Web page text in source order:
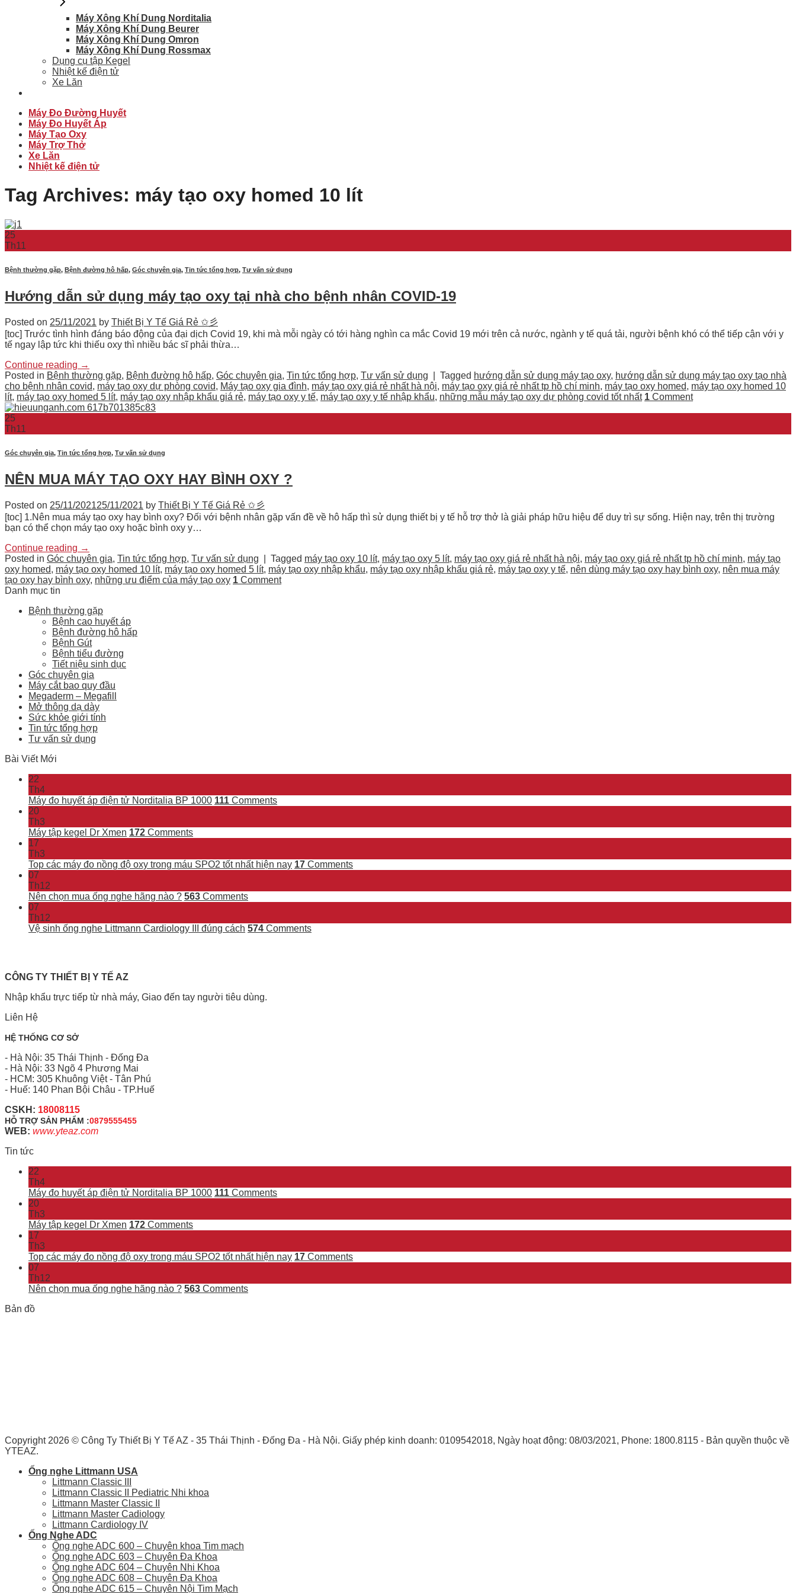
Máy Xông Khí Dung Norditalia
Máy Xông Khí Dung Beurer
Máy Xông Khí Dung Omron
Máy Xông Khí Dung Rossmax
Dụng cụ tập Kegel
Nhiệt kế điện tử
Xe Lăn
Máy Đo Đường Huyết
Máy Đo Huyết Áp
Máy Tạo Oxy
Máy Trợ Thở
Xe Lăn
Nhiệt kế điện tử
Tag Archives: máy tạo oxy homed 10 lít
25
Th11
Bệnh thường gặp, Bệnh đường hô hấp, Góc chuyên gia, Tin tức tổng hợp, Tư vấn sử dụng
Hướng dẫn sử dụng máy tạo oxy tại nhà cho bệnh nhân COVID-19
Posted on 25/11/2021 by Thiết Bị Y Tế Giá Rẻ ✩彡
[toc] Trước tình hình đáng báo động của đại dịch Covid 19, khi mà mỗi ngày có tới hàng nghìn ca mắc Covid 19 mới trên cả nước, ngành y tế quá tải, người bệnh khó có thể tiếp cận với y
tế ngay lập tức khi thiếu oxy thì nhiều bác sĩ phải thừa…
Continue reading →
Posted in Bệnh thường gặp, Bệnh đường hô hấp, Góc chuyên gia, Tin tức tổng hợp, Tư vấn sử dụng Tagged hướng dẫn sử dụng máy tạo oxy, hướng dẫn sử dụng máy tạo oxy tạo nhà
cho bệnh nhân covid, máy tạo oxy dự phòng covid, Máy tạo oxy gia đình, máy tạo oxy giá rẻ nhất hà nội, máy tạo oxy giá rẻ nhất tp hồ chí minh, máy tạo oxy homed, máy tạo oxy homed 10
lít, máy tạo oxy homed 5 lít, máy tạo oxy nhập khẩu giá rẻ, máy tạo oxy y tế, máy tạo oxy y tế nhập khẩu, những mẫu máy tạo oxy dự phòng covid tốt nhất 1 Comment
25
Th11
Góc chuyên gia, Tin tức tổng hợp, Tư vấn sử dụng
NÊN MUA MÁY TẠO OXY HAY BÌNH OXY ?
Posted on 25/11/202125/11/2021 by Thiết Bị Y Tế Giá Rẻ ✩彡
[toc] 1.Nên mua máy tạo oxy hay bình oxy? Đối với bệnh nhân gặp vấn đề về hô hấp thì sử dụng thiết bị y tế hỗ trợ thở là giải pháp hữu hiệu để duy trì sự sống. Hiện nay, trên thị trường
bạn có thể chọn máy tạo oxy hoặc bình oxy y…
Continue reading →
Posted in Góc chuyên gia, Tin tức tổng hợp, Tư vấn sử dụng Tagged máy tạo oxy 10 lít, máy tạo oxy 5 lít, máy tạo oxy giá rẻ nhất hà nội, máy tạo oxy giá rẻ nhất tp hồ chí minh, máy tạo
oxy homed, máy tạo oxy homed 10 lít, máy tạo oxy homed 5 lít, máy tạo oxy nhập khẩu, máy tạo oxy nhập khẩu giá rẻ, máy tạo oxy y tế, nên dùng máy tạo oxy hay bình oxy, nên mua máy
tạo oxy hay bình oxy, những ưu điểm của máy tạo oxy 1 Comment
Danh mục tin
Bệnh thường gặp
Bệnh cao huyết áp
Bệnh đường hô hấp
Bệnh Gút
Bệnh tiểu đường
Tiết niệu sinh dục
Góc chuyên gia
Máy cắt bao quy đầu
Megaderm – Megafill
Mở thông dạ dày
Sức khỏe giới tính
Tin tức tổng hợp
Tư vấn sử dụng
Bài Viết Mới
22
Th4
Máy đo huyết áp điện tử Norditalia BP 1000 111 Comments
20
Th3
Máy tập kegel Dr Xmen 172 Comments
17
Th3
Top các máy đo nồng độ oxy trong máu SPO2 tốt nhất hiện nay 17 Comments
07
Th12
Nên chọn mua ống nghe hãng nào ? 563 Comments
07
Th12
Vệ sinh ống nghe Littmann Cardiology III đúng cách 574 Comments
CÔNG TY THIẾT BỊ Y TẾ AZ
Nhập khẩu trực tiếp từ nhà máy, Giao đến tay người tiêu dùng.
Liên Hệ
HỆ THỐNG CƠ SỞ
- Hà Nội: 35 Thái Thịnh - Đống Đa
- Hà Nội: 33 Ngõ 4 Phương Mai
- HCM: 305 Khuông Việt - Tân Phú
- Huế: 140 Phan Bội Châu - TP.Huế
CSKH: 18008115
HỖ TRỢ SẢN PHẨM :0879555455
WEB: www.yteaz.com
Tin tức
22
Th4
Máy đo huyết áp điện tử Norditalia BP 1000 111 Comments
20
Th3
Máy tập kegel Dr Xmen 172 Comments
17
Th3
Top các máy đo nồng độ oxy trong máu SPO2 tốt nhất hiện nay 17 Comments
07
Th12
Nên chọn mua ống nghe hãng nào ? 563 Comments
Bản đồ
Copyright 2026 © Công Ty Thiết Bị Y Tế AZ - 35 Thái Thịnh - Đống Đa - Hà Nội. Giấy phép kinh doanh: 0109542018, Ngày hoạt động: 08/03/2021, Phone: 1800.8115 - Bản quyền thuộc về
YTEAZ.
Ống nghe Littmann USA
Littmann Classic III
Littmann Classic II Pediatric Nhi khoa
Littmann Master Classic II
Littmann Master Cadiology
Littmann Cardiology IV
Ống Nghe ADC
Ống nghe ADC 600 – Chuyên khoa Tim mạch
Ống nghe ADC 603 – Chuyên Đa Khoa
Ống nghe ADC 604 – Chuyên Nhi Khoa
Ống nghe ADC 608 – Chuyên Đa Khoa
Ống nghe ADC 615 – Chuyên Nội Tim Mạch